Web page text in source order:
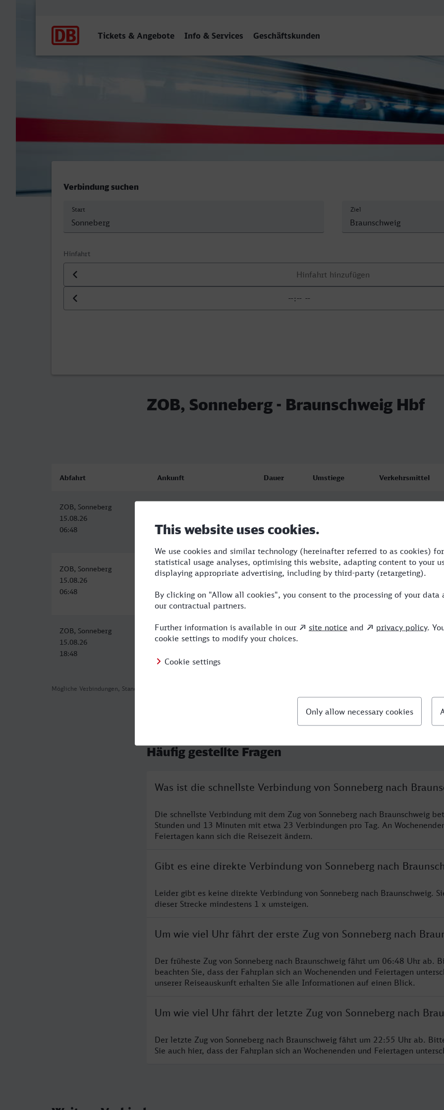
Tickets & Angebote Info & Services Geschäftskunden
ZOB, Sonneberg - Braunschweig Hbf
Verbindung suchen
Start Ziel
Hinfahrt
Datum der Hinfahrt
Uhrzeit der Hinfahrt
ZOB, Sonneberg - Braunschweig Hbf
Mögliche Verbindungen, Stand: 2026-08-01 02:04
Abfahrt Ankunft Dauer Umstiege Verkehrsmittel
ZOB, Sonneberg
15.08.26
06:48
11:01
ZOB, Sonneberg
15.08.26
06:48
Braunschweig Hbf
15.08.26
11:01
4:13 BUS,RE,ICE
ZOB, Sonneberg
15.08.26
18:48
Braunschweig Hbf
15.08.26
5:02 6 RB,BUS,RE
Häufig gestellte Fragen
Was ist die schnellste Verbindung von Sonneberg nach
Die schnellste Verbindung mit dem Zug von Sonneberg nach Braunschweig
Stunden und 13 Minuten mit etwa 23 Verbindungen pro Tag. An
Feiertagen kann sich die Reisezeit ändern.
Gibt es eine direkte Verbindung von Sonneberg nach
Leider gibt es keine direkte Verbindung von Sonneberg nach Braunschweig.
dieser Strecke mindestens 1 x umsteigen.
Um wie viel Uhr fährt der erste Zug von Sonneberg nach
Der früheste Zug von Sonneberg nach Braunschweig fährt um 06:48 Uhr ab.
beachten Sie, dass der Fahrplan sich an Wochenenden und Feiertagen
unserer Reiseauskunft erhalten Sie alle Informationen auf einen Blick.
Um wie viel Uhr fährt der letzte Zug von Sonneberg nach
Der letzte Zug von Sonneberg nach Braunschweig fährt um 22:55 Uhr ab.
Sie auch hier, dass der Fahrplan sich an Wochenenden und Feiertagen